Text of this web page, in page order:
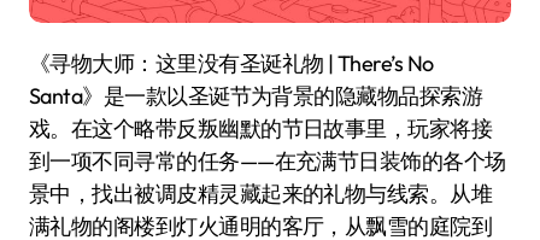
《寻物大师：这里没有圣诞礼物 | There’s No
Santa》是一款以圣诞节为背景的隐藏物品探索游
戏。在这个略带反叛幽默的节日故事里，玩家将接
到一项不同寻常的任务——在充满节日装饰的各个场
景中，找出被调皮精灵藏起来的礼物与线索。从堆
满礼物的阁楼到灯火通明的客厅，从飘雪的庭院到